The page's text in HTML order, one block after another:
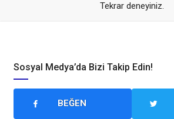
Tekrar deneyiniz.
Sosyal Medya’da Bizi Takip Edin!
BEĞEN